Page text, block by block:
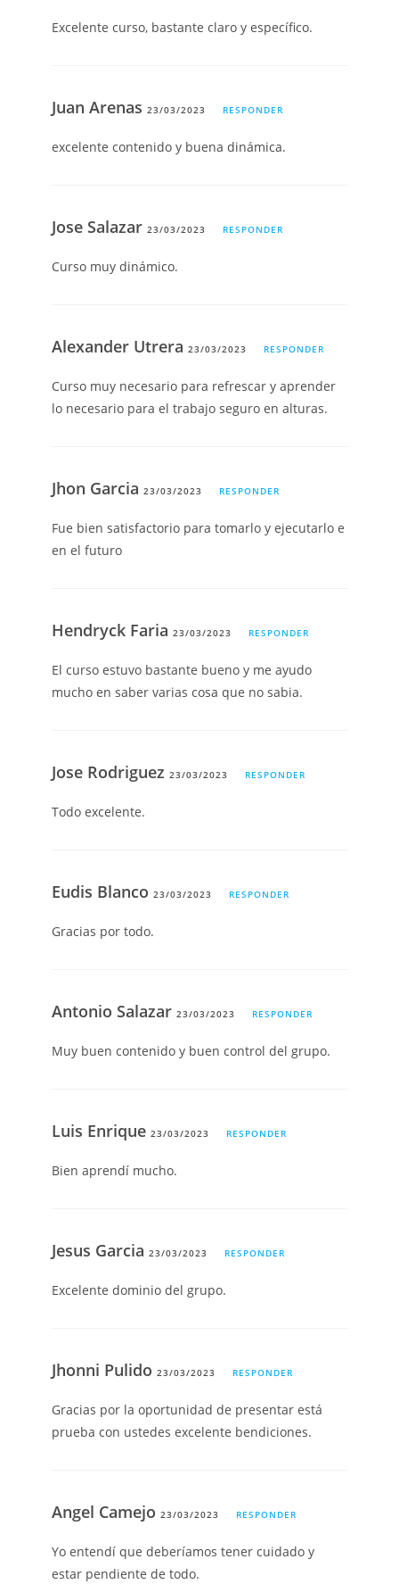
Excelente curso, bastante claro y específico.
Juan Arenas23/03/2023 RESPONDER
excelente contenido y buena dinámica.
Jose Salazar23/03/2023 RESPONDER
Curso muy dinámico.
Alexander Utrera23/03/2023 RESPONDER
Curso muy necesario para refrescar y aprender
lo necesario para el trabajo seguro en alturas.
Jhon Garcia23/03/2023 RESPONDER
Fue bien satisfactorio para tomarlo y ejecutarlo e
en el futuro
Hendryck Faria23/03/2023 RESPONDER
El curso estuvo bastante bueno y me ayudo
mucho en saber varias cosa que no sabia.
Jose Rodriguez23/03/2023 RESPONDER
Todo excelente.
Eudis Blanco23/03/2023 RESPONDER
Gracias por todo.
Antonio Salazar23/03/2023 RESPONDER
Muy buen contenido y buen control del grupo.
Luis Enrique23/03/2023 RESPONDER
Bien aprendí mucho.
Jesus Garcia23/03/2023 RESPONDER
Excelente dominio del grupo.
Jhonni Pulido23/03/2023 RESPONDER
Gracias por la oportunidad de presentar está
prueba con ustedes excelente bendiciones.
Angel Camejo23/03/2023 RESPONDER
Yo entendí que deberíamos tener cuidado y
estar pendiente de todo.